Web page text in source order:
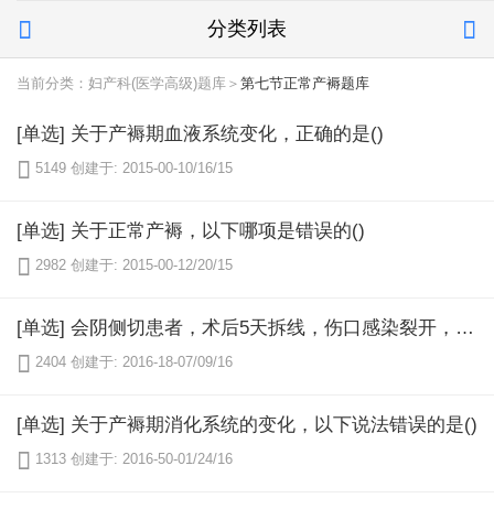
 分类列表 
当前分类：妇产科(医学高级)题库＞ 第七节正常产褥题库
[单选] 关于产褥期血液系统变化，正确的是()
 5149 创建于: 2015-00-10/16/15
[单选] 关于正常产褥，以下哪项是错误的()
 2982 创建于: 2015-00-12/20/15
[单选] 会阴侧切患者，术后5天拆线，伤口感染裂开，用PP粉坐浴，应从何时开始为宜()
 2404 创建于: 2016-18-07/09/16
[单选] 关于产褥期消化系统的变化，以下说法错误的是()
 1313 创建于: 2016-50-01/24/16